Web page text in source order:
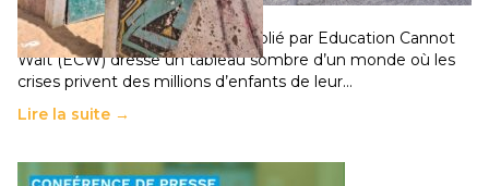
11 juillet 2026- National
Un nouveau rapport mondial publié par Education Cannot
Wait (ECW) dresse un tableau sombre d’un monde où les
crises privent des millions d’enfants de leur…
Lire la suite →